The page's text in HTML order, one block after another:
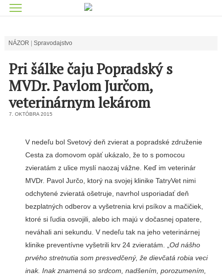
NÁZOR Spravodajstvo
Pri šálke čaju Popradský s
MVDr. Pavlom Jurčom,
veterinárnym lekárom
7. OKTÓBRA 2015
V nedeľu bol Svetový deň zvie­rat a popradské združenie
Cesta za domovom opäť ukázalo, že to s po­mocou
zvieratám z ulice myslí nao­zaj vážne. Keď im veterinár
MVDr. Pavol Jurčo, ktorý na svojej klinike TatryVet nimi
odchytené zvieratá ošetruje, navrhol usporiadať deň
bezplatných odberov a vyšetrenia krvi psíkov a mačičiek,
ktoré si ľu­dia osvojili, alebo ich majú v dočas­nej opatere,
neváhali ani sekundu. V nedeľu tak na jeho veterinárnej
klinike preventívne vyšetrili krv 24 zvieratám. „ Od nášho
prvého stretnutia som presvedčený, že diev­čatá robia veci
inak. Inak znamená so srdcom, nadšením, porozumením,